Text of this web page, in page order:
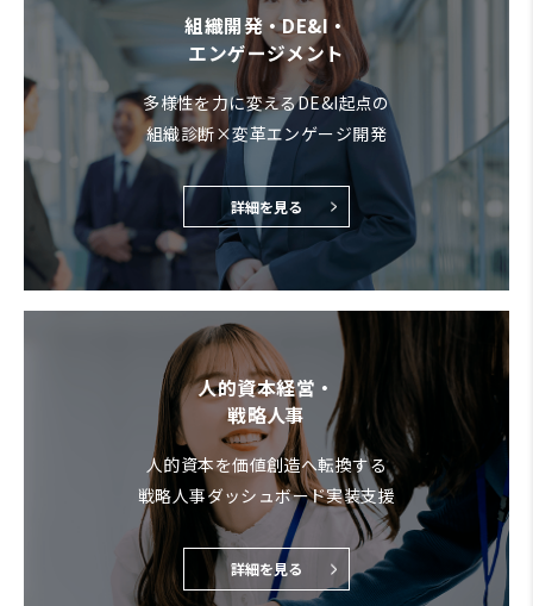
組織開発・DE&I・
エンゲージメント
多様性を力に変えるDE&I起点の
組織診断×変革エンゲージ開発
詳細を見る
人的資本経営・
戦略人事
人的資本を価値創造へ転換する
戦略人事ダッシュボード実装支援
詳細を見る